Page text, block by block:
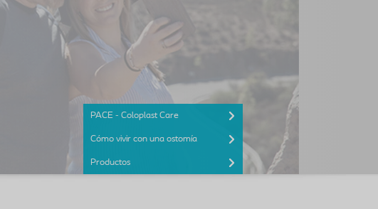
PACE - Coloplast Care
Cómo vivir con una ostomía
Productos